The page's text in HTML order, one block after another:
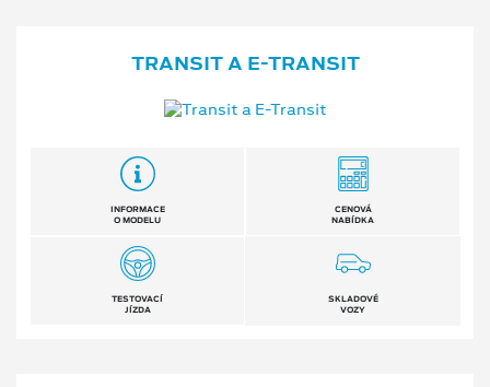
TRANSIT A E⁠-⁠TRANSIT
INFORMACE
O MODELU
CENOVÁ
NABÍDKA
TESTOVACÍ
JÍZDA
SKLADOVÉ
VOZY